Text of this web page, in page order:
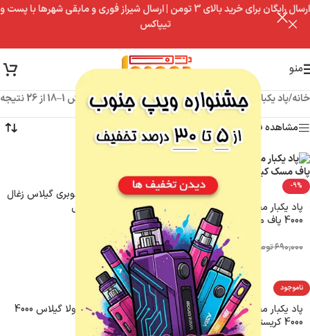
ارسال رایگان برای خرید بالای 3 تومن | ارسال شیراز فوری و مابقی شهرها با پست و
تیپاکس
منو
خانه/پاد یکبار مصرف/پاد یکبار مصرف 4000 پاف
نمایش 1–18 از 26 نتیجه
مشاهده فیلترها
-9%
پاد یکبار مصرف کیوی هندوانه
4000 پاف مسک کینگ
۶۹۰,۰۰۰تومان ۶۳۰,۰۰۰تومان
پاد یکبار مصرف بلوبری گیلاس زغال
اخته 4000 کریستال
۴۹۰,۰۰۰
ناموجود
پاد یکبار مصرف تمشک وحشی
4000 کریستال
ناموجود
پاد یکبار مصرف کولا گیلاس 4000
کریستال